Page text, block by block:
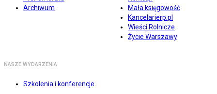
Archiwum
Mała księgowość
Kancelarierp.pl
Wieści Rolnicze
Życie Warszawy
NASZE WYDARZENIA
Szkolenia i konferencje